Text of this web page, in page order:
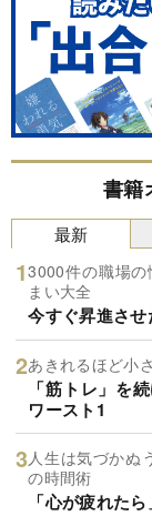
書籍
最新
3000件の職場
まい大全
今すぐ昇進さ
あきれるほど小
「筋トレ」を
ワースト1
人生は気づかぬ
の時間術
「心が疲れた